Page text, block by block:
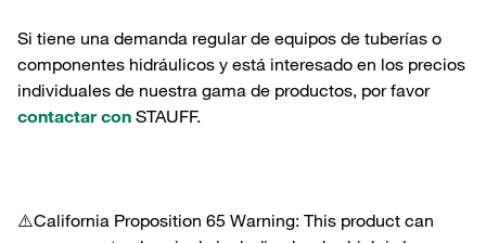
Si tiene una demanda regular de equipos de tuberías o
componentes hidráulicos y está interesado en los precios
individuales de nuestra gama de productos, por favor
contactar con STAUFF.
⚠️California Proposition 65 Warning: This product can